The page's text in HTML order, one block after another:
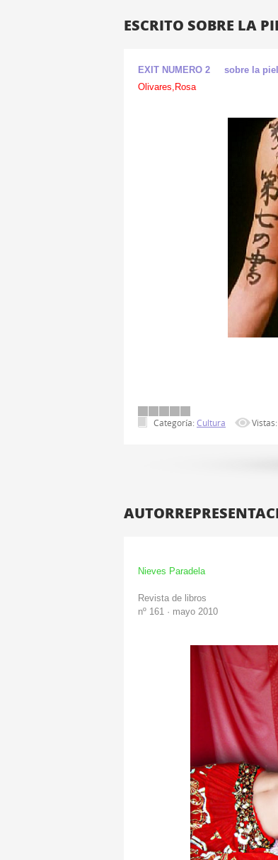
ESCRITO SOBRE LA
EXIT NUMERO 2 sobre la
Olivares,Rosa
Categoría: Cultura Vistas:
Nieves Paradela
Revista de libros
nº 161 · mayo 2010